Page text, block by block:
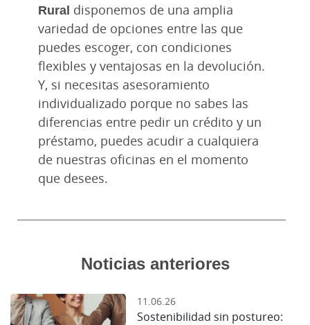
Rural disponemos de una amplia
variedad de opciones entre las que
puedes escoger, con condiciones
flexibles y ventajosas en la devolución.
Y, si necesitas asesoramiento
individualizado porque no sabes las
diferencias entre pedir un crédito y un
préstamo, puedes acudir a cualquiera
de nuestras oficinas en el momento
que desees.
Noticias anteriores
11.06.26
Sostenibilidad sin postureo: